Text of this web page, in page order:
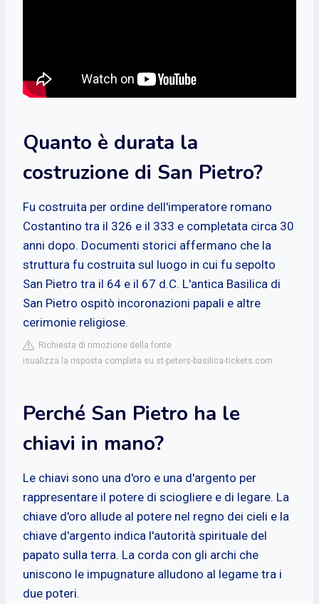
Quanto è durata la
costruzione di San Pietro?
Fu costruita per ordine dell'imperatore romano
Costantino tra il 326 e il 333 e completata circa 30
anni dopo. Documenti storici affermano che la
struttura fu costruita sul luogo in cui fu sepolto
San Pietro tra il 64 e il 67 d.C. L'antica Basilica di
San Pietro ospitò incoronazioni papali e altre
cerimonie religiose.
Richiesta di rimozione della fonte
isualizza la risposta completa su st-peters-basilica-tickets.com
Perché San Pietro ha le
chiavi in mano?
Le chiavi sono una d'oro e una d'argento per
rappresentare il potere di sciogliere e di legare. La
chiave d'oro allude al potere nel regno dei cieli e la
chiave d'argento indica l'autorità spirituale del
papato sulla terra. La corda con gli archi che
uniscono le impugnature alludono al legame tra i
due poteri.